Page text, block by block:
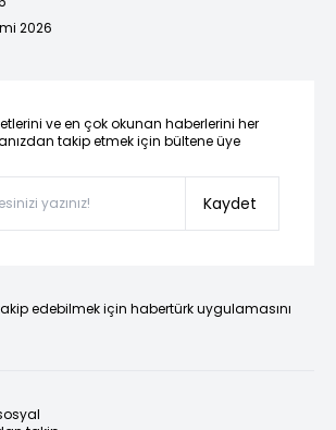
2026
ve en çok okunan haberlerini her
takip etmek için bültene üye
Kaydet
edebilmek için habertürk uygulamasını